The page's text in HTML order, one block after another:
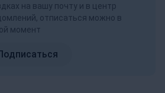
на вашу почту и в центр
отписаться можно в
момент